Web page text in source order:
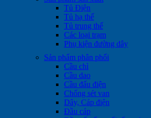
Tủ Điện
Tủ hạ thế
Tủ trung thế
Các loại trạm
Phụ kiện đường dây
Sản phẩm phân phối
Cầu chì
Cầu dao
Cầu đấu điện
Chống sét van
Dây, Cáp điện
Đầu cáp